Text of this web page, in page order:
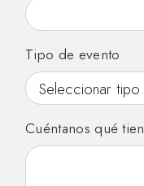
Tipo de evento
Cuéntanos qué